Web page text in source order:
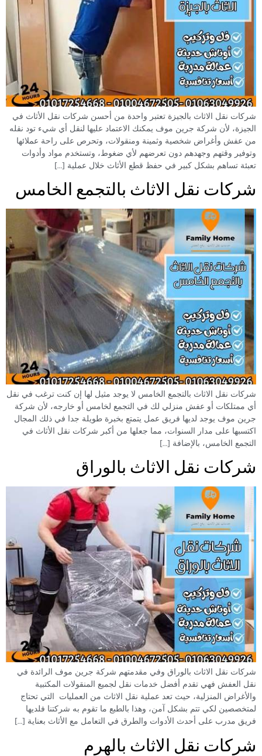
شركات نقل الاثاث بالجيزة تعتبر واحدة من أحسن شركات نقل الأثاث في
الجيزة، لأن شركة جرين موف يمكنك الاعتماد عليها لنقل أي شيء تود نقله
من عفش وأغراض شخصية وثمينة ومنقولات، وتحرص على راحة عملائها
وتوفير وقتهم وجهدهم دون تعرضهم لأي ضغوط، وتستخدم مواد وأدوات
تعبئة تساهم بشكل كبير في حفظ قطع الأثاث خلال عملية […]
شركات نقل الاثاث بالتجمع الخامس
شركات نقل الاثاث بالتجمع الخامس لا يوجد مثيل لها إن كنت ترغب في نقل
أي ممتلكات أو عفش منزلي لك في التجمع لخامس أو خارجه، لأن شركة
جرين موف يوجد لديها فريق عمل يتمتع بخبرة طويلة جدا في ذلك المجال
اكتسبها على مدار السنوات، مما جعلها من أكبر شركات نقل الأثاث في
التجمع الخامس، بالإضافة […]
شركات نقل الاثاث بالوراق
شركات نقل الاثاث بالوراق وفي مقدمتهم شركة جرين موف الرائدة في
نقل العفش فهي تقدم أفضل خدمات نقل لجميع المنقولات المكتبية
والأغراض المنزلية، حيث تعد عملية نقل الاثاث من العمليات التي تحتاج
لمتخصصين لكي تتم بشكل آمن، وهذا بالطبع ما تقوم به شركتنا فلديها
فريق مدرب على أحدث الأدوات والطرق في التعامل مع الأثاث بعناية […]
شركات نقل الاثاث بالهرم